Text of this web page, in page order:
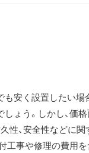
も安く設置したい場
ょう。しかし、価
性、安全性などに
工事や修理の費用